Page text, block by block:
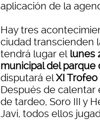
aplicación de la
Hay tres
ciudad transcienden
tendrá lugar ellunes
municipal del parque
disputará elXI
Después de calentar
de tardeo, Soro III y
Javi, todos ellos